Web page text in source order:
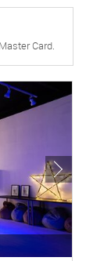
Card.